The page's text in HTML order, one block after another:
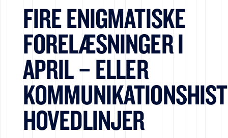
FIRE ENIGMATISKE
FORELÆSNINGER I
APRIL – ELLER
HOVEDLINJER